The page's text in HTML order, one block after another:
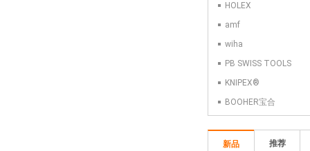
HOLEX
amf
wiha
PB SWISS TOOLS
KNIPEX®
BOOHER宝合
新品 推荐